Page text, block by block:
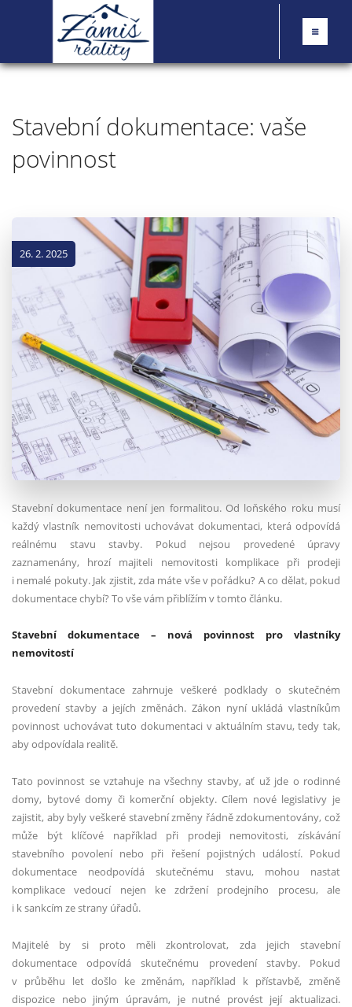
Stavební dokumentace: vaše
povinnost
26. 2. 2025
Stavební dokumentace není jen formalitou. Od loňského roku musí
každý vlastník nemovitosti uchovávat dokumentaci, která odpovídá
reálnému stavu stavby. Pokud nejsou provedené úpravy
zaznamenány, hrozí majiteli nemovitosti komplikace při prodeji
i nemalé pokuty. Jak zjistit, zda máte vše v pořádku? A co dělat, pokud
dokumentace chybí? To vše vám přiblížím v tomto článku.
Stavební dokumentace – nová povinnost pro vlastníky
nemovitostí
Stavební dokumentace zahrnuje veškeré podklady o skutečném
provedení stavby a jejích změnách. Zákon nyní ukládá vlastníkům
povinnost uchovávat tuto dokumentaci v aktuálním stavu, tedy tak,
aby odpovídala realitě.
Tato povinnost se vztahuje na všechny stavby, ať už jde o rodinné
domy, bytové domy či komerční objekty. Cílem nové legislativy je
zajistit, aby byly veškeré stavební změny řádně zdokumentovány, což
může být klíčové například při prodeji nemovitosti, získávání
stavebního povolení nebo při řešení pojistných událostí. Pokud
dokumentace neodpovídá skutečnému stavu, mohou nastat
komplikace vedoucí nejen ke zdržení prodejního procesu, ale
i k sankcím ze strany úřadů.
Majitelé by si proto měli zkontrolovat, zda jejich stavební
dokumentace odpovídá skutečnému provedení stavby. Pokud
v průběhu let došlo ke změnám, například k přístavbě, změně
dispozice nebo jiným úpravám, je nutné provést její aktualizaci.